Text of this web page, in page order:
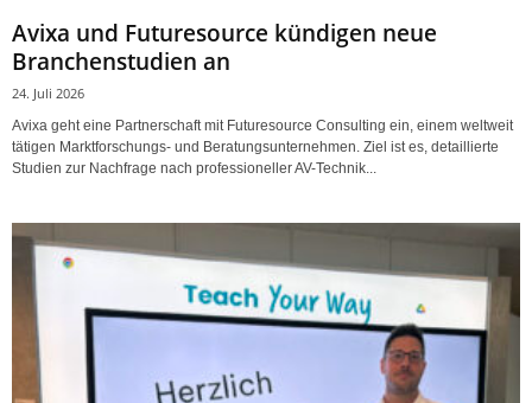
Avixa und Futuresource kündigen neue
Branchenstudien an
24. Juli 2026
Avixa geht eine Partnerschaft mit Futuresource Consulting ein, einem weltweit
tätigen Marktforschungs- und Beratungsunternehmen. Ziel ist es, detaillierte
Studien zur Nachfrage nach professioneller AV-Technik...